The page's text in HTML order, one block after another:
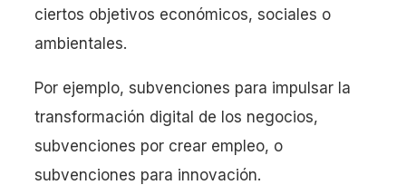
ciertos objetivos económicos, sociales o
ambientales.
Por ejemplo, subvenciones para impulsar la
transformación digital de los negocios,
subvenciones por crear empleo, o
subvenciones para innovación.